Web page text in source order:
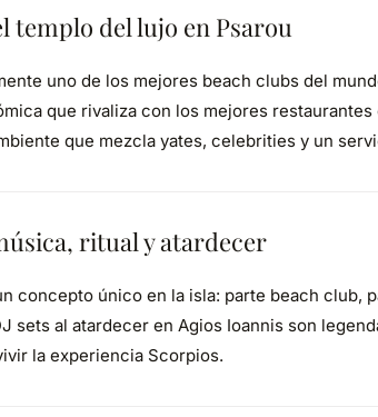
templo del lujo en Psarou
uno de los mejores beach clubs del
que rivaliza con los mejores
que mezcla yates, celebrities y un
ritual y atardecer
concepto único en la isla: parte beach club,
sets al atardecer en Agios Ioannis son
la experiencia Scorpios.